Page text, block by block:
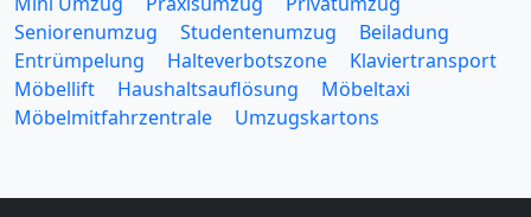
Seniorenumzug
Studentenumzug
Beiladung
Entrümpelung
Halteverbotszone
Klaviertransport
Möbellift
Haushaltsauflösung
Möbeltaxi
Möbelmitfahrzentrale
Umzugskartons